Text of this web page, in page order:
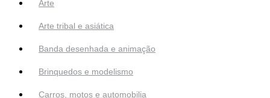
Arte
Arte tribal e asiática
Banda desenhada e animação
Brinquedos e modelismo
Carros, motos e automobilia